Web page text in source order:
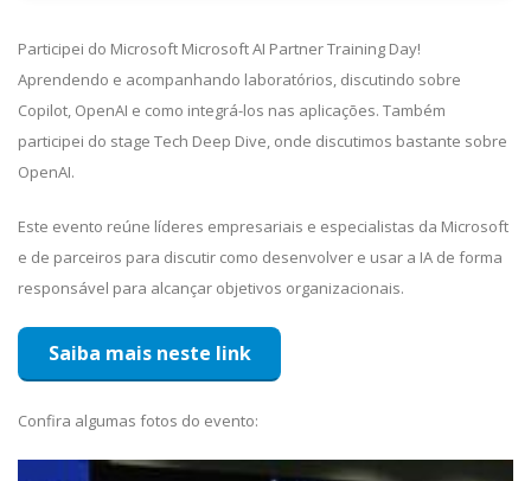
Participei do Microsoft Microsoft AI Partner Training Day!
Aprendendo e acompanhando laboratórios, discutindo sobre
Copilot, OpenAI e como integrá-los nas aplicações. Também
participei do stage Tech Deep Dive, onde discutimos bastante sobre
OpenAI.
Este evento reúne líderes empresariais e especialistas da Microsoft
e de parceiros para discutir como desenvolver e usar a IA de forma
responsável para alcançar objetivos organizacionais.
Saiba mais neste link
Confira algumas fotos do evento: